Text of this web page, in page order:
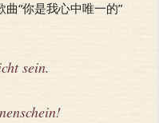
曲“你是我心中唯一的”
sein.